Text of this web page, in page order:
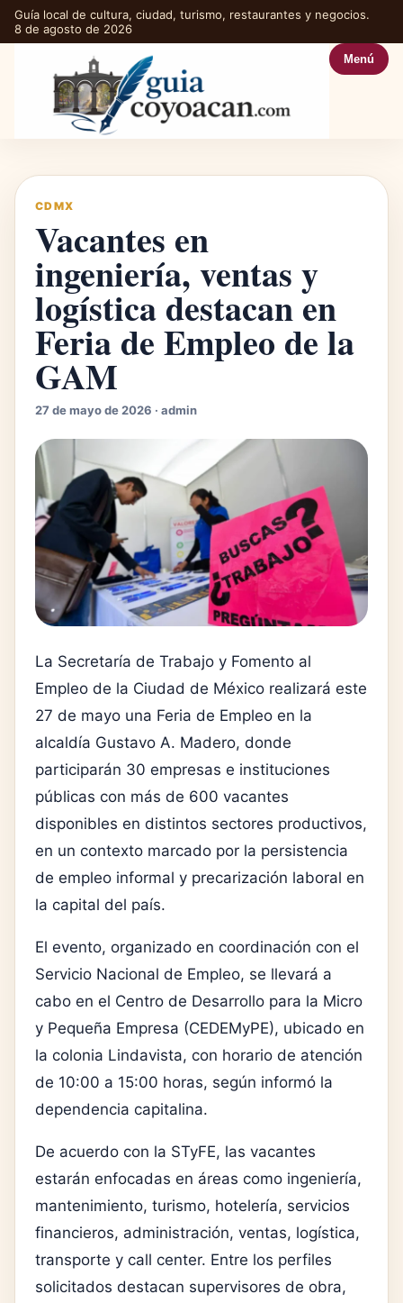
Guía local de cultura, ciudad, turismo, restaurantes y negocios.
8 de agosto de 2026
Menú
CDMX
Vacantes en
ingeniería, ventas y
logística destacan en
Feria de Empleo de la
GAM
27 de mayo de 2026 · admin
La Secretaría de Trabajo y Fomento al
Empleo de la Ciudad de México realizará este
27 de mayo una Feria de Empleo en la
alcaldía Gustavo A. Madero, donde
participarán 30 empresas e instituciones
públicas con más de 600 vacantes
disponibles en distintos sectores productivos,
en un contexto marcado por la persistencia
de empleo informal y precarización laboral en
la capital del país.
El evento, organizado en coordinación con el
Servicio Nacional de Empleo, se llevará a
cabo en el Centro de Desarrollo para la Micro
y Pequeña Empresa (CEDEMyPE), ubicado en
la colonia Lindavista, con horario de atención
de 10:00 a 15:00 horas, según informó la
dependencia capitalina.
De acuerdo con la STyFE, las vacantes
estarán enfocadas en áreas como ingeniería,
mantenimiento, turismo, hotelería, servicios
financieros, administración, ventas, logística,
transporte y call center. Entre los perfiles
solicitados destacan supervisores de obra,